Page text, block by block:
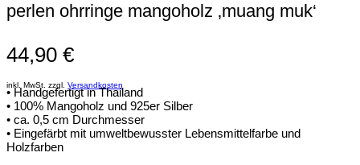
perlen ohrringe mangoholz ‚muang muk‘
44,90 €
inkl. MwSt. zzgl. Versandkosten
• Handgefertigt in Thailand
• 100% Mangoholz und 925er Silber
• ca. 0,5 cm Durchmesser
• Eingefärbt mit umweltbewusster Lebensmittelfarbe und
Holzfarben